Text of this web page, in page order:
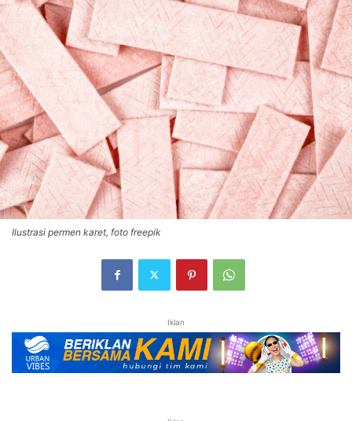
Ilustrasi permen karet, foto freepik
Iklan